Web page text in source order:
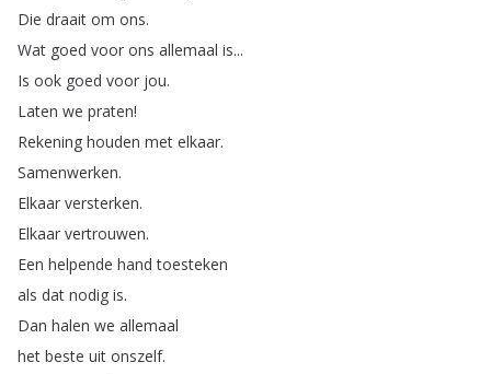
Die draait om ons.
Wat goed voor ons allemaal is...
Is ook goed voor jou.
Laten we praten!
Rekening houden met elkaar.
Samenwerken.
Elkaar versterken.
Elkaar vertrouwen.
Een helpende hand toesteken
als dat nodig is.
Dan halen we allemaal
het beste uit onszelf.